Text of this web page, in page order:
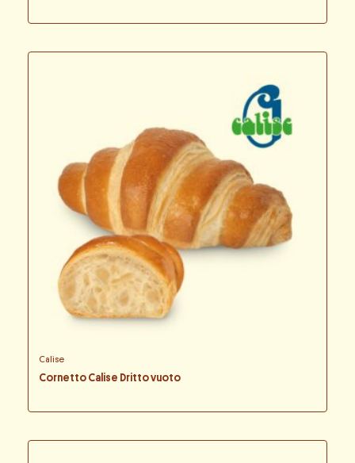
Calise
Cornetto Calise Dritto vuoto